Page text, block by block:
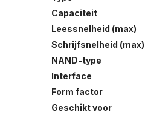
Capaciteit
Leessnelheid (max)
Schrijfsnelheid (max)
NAND-type
Interface
Form factor
Geschikt voor